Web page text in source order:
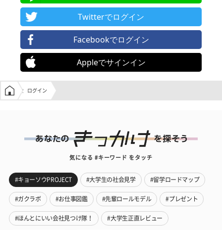
Twitterでログイン
Facebookでログイン
Appleでサインイン
学生の窓口トップ
ログイン
気になる #キーワード をタッチ
#キョーソウPROJECT #大学生の社会見学 #留学ロードマップ
#ガクラボ #お仕事図鑑 #先輩ロールモデル #プレゼント
#ほんとにいい会社見つけ隊！ #大学生正直レビュー